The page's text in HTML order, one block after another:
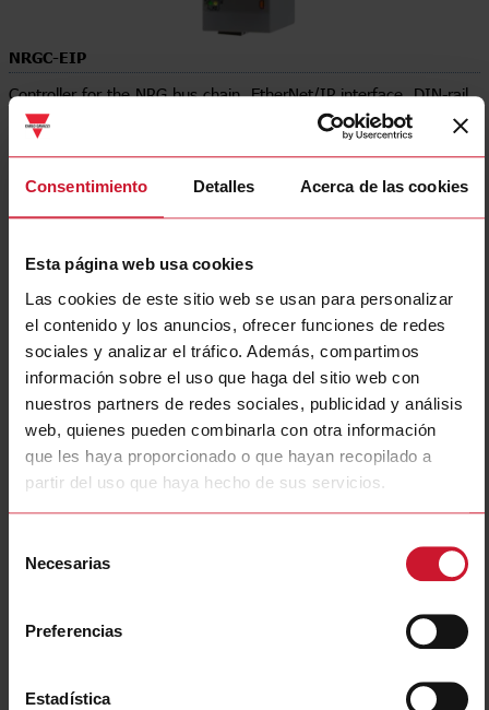
Consentimiento Detalles Acerca de las cookies
Esta página web usa cookies
Las cookies de este sitio web se usan para personalizar
el contenido y los anuncios, ofrecer funciones de redes
sociales y analizar el tráfico. Además, compartimos
información sobre el uso que haga del sitio web con
nuestros partners de redes sociales, publicidad y análisis
web, quienes pueden combinarla con otra información
que les haya proporcionado o que hayan recopilado a
partir del uso que haya hecho de sus servicios.
Necesarias
Preferencias
Estadística
Contacte con nosotros Comprar
NRGC-EIP
Controller for the NRG bus chain, EtherNet/IP interface, DIN-rail
mount, External supply 24 Vdc, NRG bus termination resistor
included
Operating voltage
Power connection
Spring
E-Number (NO)
4115424
E-Number (SE)
Descargas
Ficha de datos
seleccione
Manuales
seleccione
Dibujos
seleccione
Folletos
seleccione
seleccione
seleccione